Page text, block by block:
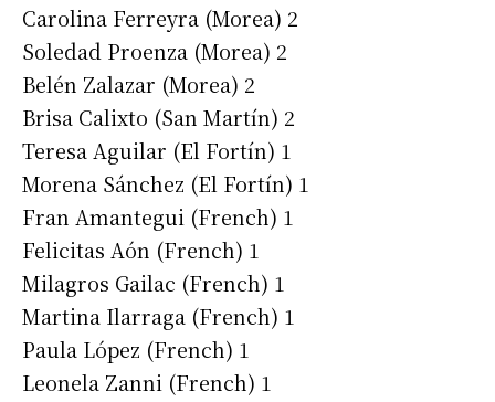
Carolina Ferreyra (Morea) 2
Soledad Proenza (Morea) 2
Belén Zalazar (Morea) 2
Brisa Calixto (San Martín) 2
Teresa Aguilar (El Fortín) 1
Morena Sánchez (El Fortín) 1
Fran Amantegui (French) 1
Felicitas Aón (French) 1
Milagros Gailac (French) 1
Martina Ilarraga (French) 1
Paula López (French) 1
Leonela Zanni (French) 1